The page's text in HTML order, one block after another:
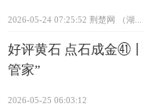
2026-05-24 07:25:52 荆楚网 ​（湖...
好评黄石 点石成金㊶
管家”
2026-05-25 06:03:12